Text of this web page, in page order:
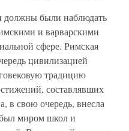
должны были наблюдать
и варварскими
сфере. Римская
цивилизацией
традицию
составлявших
в свою очередь, внесла
миром школ и